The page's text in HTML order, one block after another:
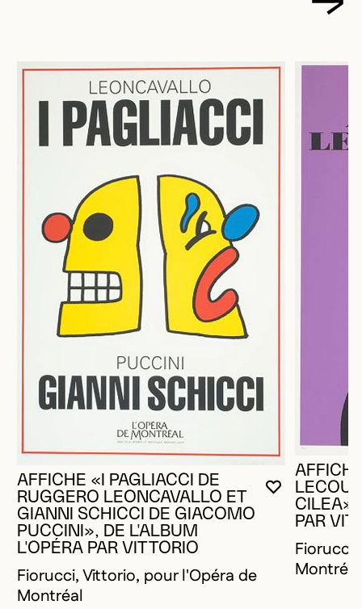
VOUS
FERMER
OUVRIR LA
AFFICHE «I PAGLIACCI DE
RUGGERO LEONCAVALLO ET
GIANNI SCHICCI DE GIACOMO
PUCCINI», DE L'ALBUM
L'OPÉRA PAR VITTORIO
Fiorucci, Vittorio, pour l'Opéra de
Montréal
CILEA»,
PAR
Montréal